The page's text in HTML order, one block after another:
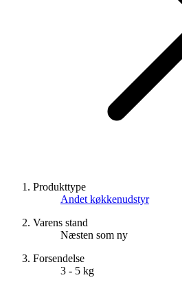
Produkttype
Andet køkkenudstyr
Varens stand
Næsten som ny
Forsendelse
3 - 5 kg